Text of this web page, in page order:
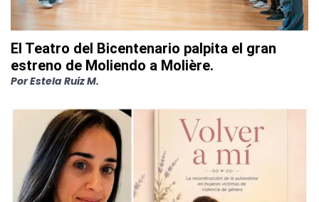
El Teatro del Bicentenario palpita el gran
estreno de Moliendo a Molière.
PorEstela Ruiz M.